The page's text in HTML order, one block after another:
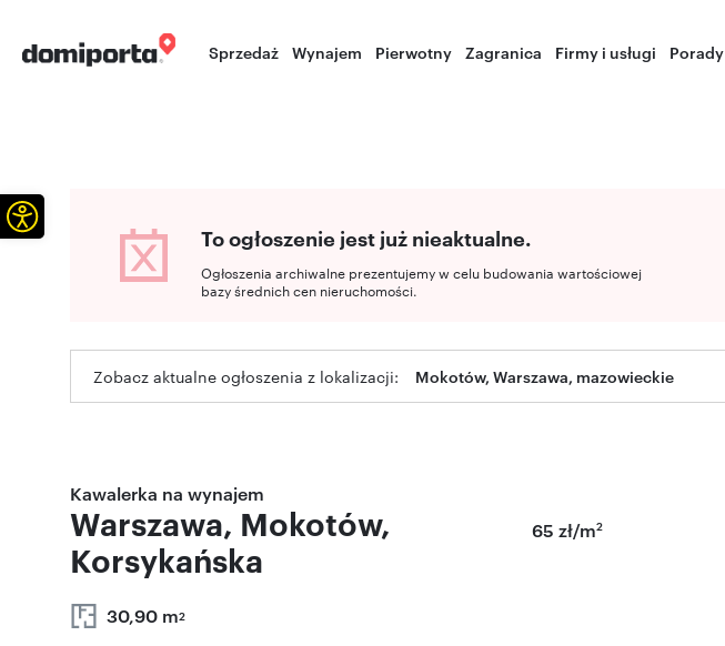
Sprzedaż Wynajem Pierwotny Zagranica Firmy i usługi Porady
To ogłoszenie jest już nieaktualne.
Ogłoszenia archiwalne prezentujemy w celu budowania wartościowej
bazy średnich cen nieruchomości.
Zobacz aktualne ogłoszenia z lokalizacji: Mokotów, Warszawa, mazowieckie
Kawalerka na wynajem
Warszawa, Mokotów,
Korsykańska
30,90 m2
65 zł/m2
Otwórz pasek narzędzi